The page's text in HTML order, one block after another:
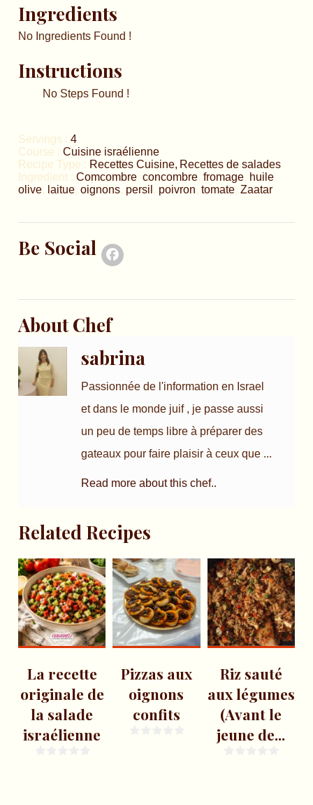
Ingredients
No Ingredients Found !
Instructions
No Steps Found !
Servings : 4
Course : Cuisine israélienne
Recipe Type : Recettes Cuisine Recettes de salades
Ingredient : Comcombre, concombre, fromage, huile
olive, laitue, oignons, persil , poivron, tomate, Zaatar
Be Social
About Chef
sabrina
Passionnée de l'information en Israel
et dans le monde juif , je passe aussi
un peu de temps libre à préparer des
gateaux pour faire plaisir à ceux que ...
Read more about this chef..
Related Recipes
La recette
originale de
la salade
israélienne
Pizzas aux
oignons
confits
Riz sauté
aux légumes
(Avant le
jeune de...